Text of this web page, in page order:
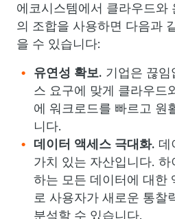
에코시스템에서 클라우드와
의 조합을 사용하면 다음과
을 수 있습니다:
유연성 확보. 기업은 끊임
스 요구에 맞게 클라우드
에 워크로드를 빠르고 원
니다.
데이터 액세스 극대화. 데
가치 있는 자산입니다.
하는 모든 데이터에 대한
로 사용자가 새로운 통찰
분석할 수 있습니다.